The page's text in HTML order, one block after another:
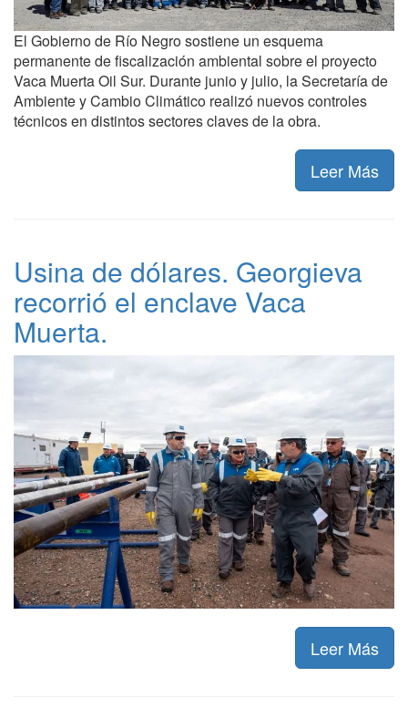
El Gobierno de Río Negro sostiene un esquema
permanente de fiscalización ambiental sobre el proyecto
Vaca Muerta Oil Sur. Durante junio y julio, la Secretaría de
Ambiente y Cambio Climático realizó nuevos controles
técnicos en distintos sectores claves de la obra.
Leer Más
Usina de dólares. Georgieva
recorrió el enclave Vaca
Muerta.
Leer Más